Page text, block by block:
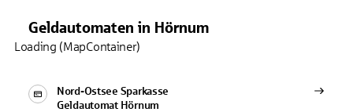
Geldautomaten in Hörnum
Nord-Ostsee Sparkasse
Geldautomat Hörnum
Loading (MapContainer)